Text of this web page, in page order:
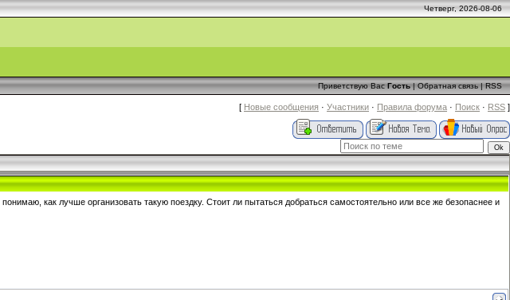
Четверг, 2026-08-06
Приветствую Вас Гость|Обратная связь|RSS
[ Новые сообщения · Участники · Правила форума · Поиск · RSS ]
как лучше организовать такую поездку. Стоит ли пытаться добраться самостоятельно или все же безопаснее и